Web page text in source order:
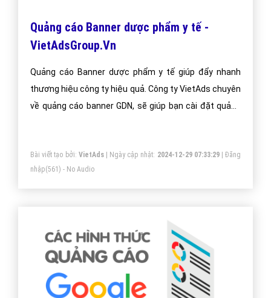
Quảng cáo Banner dược phẩm y tế -
VietAdsGroup.Vn
Quảng cáo Banner dược phẩm y tế giúp đẩy nhanh
thương hiệu công ty hiệu quả. Công ty VietAds chuyên
về quảng cáo banner GDN, sẽ giúp bạn cài đặt quảng
Bài viết tạo bởi: VietAds| Ngày cập nhật: 2024-12-29 07:33:29|Đăng
nhập(561) - No Audio